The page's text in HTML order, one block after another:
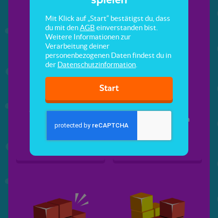
Mit Würfeln bauen
Anzahl von
verbauten Würfeln
Mit Klick auf „Start“ bestätigst du, dass
du mit denAGB einverstanden bist.
Weitere Informationen zur
Verarbeitung deiner
personenbezogenen Daten findest du in
der Datenschutzinformation
Start